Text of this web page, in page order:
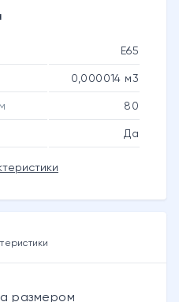
Е65
0,000014 м3
80
Да
размером